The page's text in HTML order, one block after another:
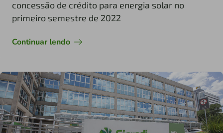
concessão de crédito para energia solar no
primeiro semestre de 2022
Continuar lendo